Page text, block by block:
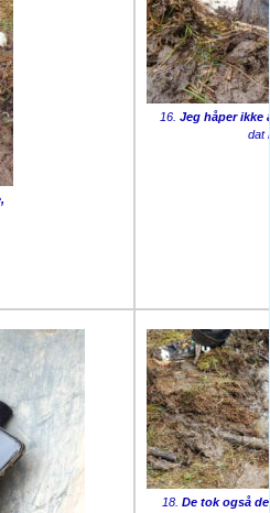
16. Jeg håper ikke
dat
18. De tok også